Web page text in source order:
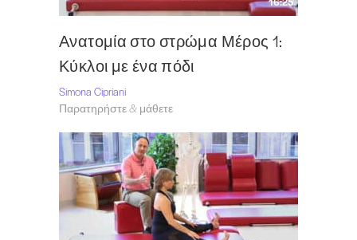
Ανατομία στο στρώμα Μέρος 1:
Κύκλοι με ένα πόδι
Simona Cipriani
Παρατηρήστε & μάθετε